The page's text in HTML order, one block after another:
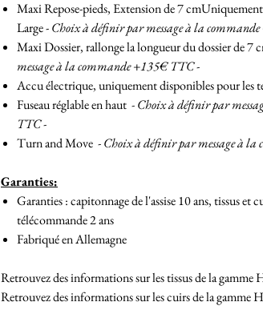
Maxi Repose-pieds, Extension de 7
Large -Choix à définir par message à la
Maxi Dossier, rallonge la longueur du dossier de 7
message à la commande +135€ TTC -
Accu électrique, uniquement disponibles pour les
Fuseau réglable en haut - Choix à définir par
TTC -
Turn and Move - Choix à définir par message à
Garanties:
Garanties : capitonnage de l'assise 10 ans, tissus et
télécommande 2 ans
Fabriqué en Allemagne
Retrouvez des informations sur les tissus de la
Retrouvez des informations sur les cuirs de la gamme